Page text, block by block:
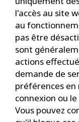
l'accès au site
au
pas être
sont
actions
demande de
préférences
connexion ou
Vous pouvez